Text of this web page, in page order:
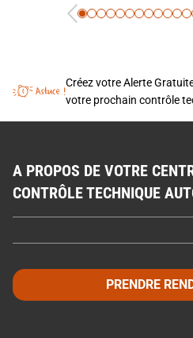
Créez votre Alerte
votre prochain contrôle
A PROPOS DE VOTRE
CONTRÔLE TECHNIQUE
PRENDRE